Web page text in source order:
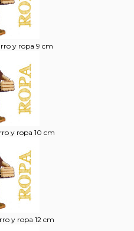
y ropa 9 cm
y ropa 10 cm
y ropa 12 cm